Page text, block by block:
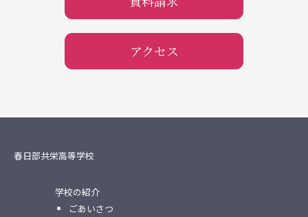
アクセス
春日部共栄高等学校
学校の紹介
ごあいさつ